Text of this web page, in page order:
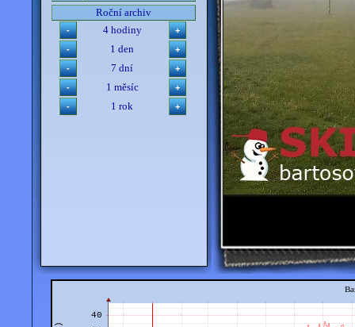
Roční archiv
4 hodiny
1 den
7 dní
1 měsíc
1 rok